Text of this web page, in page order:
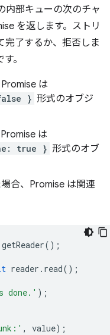
内部キューの次のチャ
を返します。ストリ
完了するか、拒否しま
。
は
} 形式のオブジ
は
true } 形式のオブ
合、Promise は関連
getReader();
reader . read();
done.' );
, value);